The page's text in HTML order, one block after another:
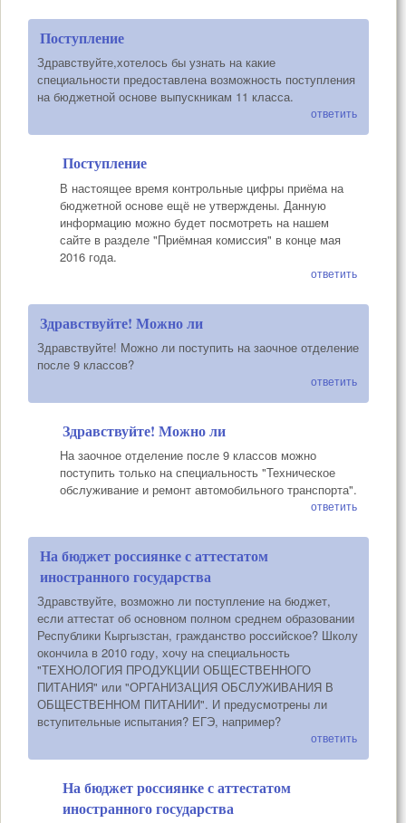
Поступление
Здравствуйте,хотелось бы узнать на какие
специальности предоставлена возможность поступления
на бюджетной основе выпускникам 11 класса.
ответить
Поступление
В настоящее время контрольные цифры приёма на
бюджетной основе ещё не утверждены. Данную
информацию можно будет посмотреть на нашем
сайте в разделе "Приёмная комиссия" в конце мая
2016 года.
ответить
Здравствуйте! Можно ли
Здравствуйте! Можно ли поступить на заочное отделение
после 9 классов?
ответить
Здравствуйте! Можно ли
На заочное отделение после 9 классов можно
поступить только на специальность "Техническое
обслуживание и ремонт автомобильного транспорта".
ответить
На бюджет россиянке с аттестатом
иностранного государства
Здравствуйте, возможно ли поступление на бюджет,
если аттестат об основном полном среднем образовании
Республики Кыргызстан, гражданство российское? Школу
окончила в 2010 году, хочу на специальность
"ТЕХНОЛОГИЯ ПРОДУКЦИИ ОБЩЕСТВЕННОГО
ПИТАНИЯ" или "ОРГАНИЗАЦИЯ ОБСЛУЖИВАНИЯ В
ОБЩЕСТВЕННОМ ПИТАНИИ". И предусмотрены ли
вступительные испытания? ЕГЭ, например?
ответить
На бюджет россиянке с аттестатом
иностранного государства